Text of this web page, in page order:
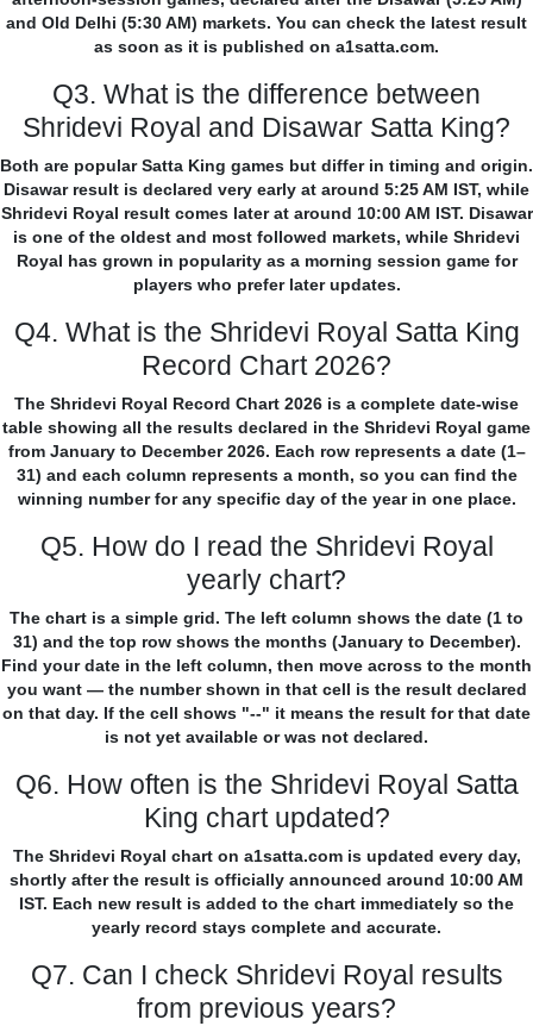
and Old Delhi (5:30 AM) markets. You can check the latest result
as soon as it is published on a1satta.com.
Q3. What is the difference between
Shridevi Royal and Disawar Satta King?
Both are popular Satta King games but differ in timing and origin.
Disawar result is declared very early at around 5:25 AM IST, while
Shridevi Royal result comes later at around 10:00 AM IST. Disawar
is one of the oldest and most followed markets, while Shridevi
Royal has grown in popularity as a morning session game for
players who prefer later updates.
Q4. What is the Shridevi Royal Satta King
Record Chart 2026?
The Shridevi Royal Record Chart 2026 is a complete date-wise
table showing all the results declared in the Shridevi Royal game
from January to December 2026. Each row represents a date (1–
31) and each column represents a month, so you can find the
winning number for any specific day of the year in one place.
Q5. How do I read the Shridevi Royal
yearly chart?
The chart is a simple grid. The left column shows the date (1 to
31) and the top row shows the months (January to December).
Find your date in the left column, then move across to the month
you want — the number shown in that cell is the result declared
on that day. If the cell shows "--" it means the result for that date
is not yet available or was not declared.
Q6. How often is the Shridevi Royal Satta
King chart updated?
The Shridevi Royal chart on a1satta.com is updated every day,
shortly after the result is officially announced around 10:00 AM
IST. Each new result is added to the chart immediately so the
yearly record stays complete and accurate.
Q7. Can I check Shridevi Royal results
from previous years?